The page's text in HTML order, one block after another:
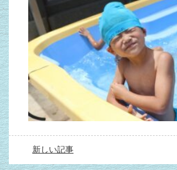
新しい記事